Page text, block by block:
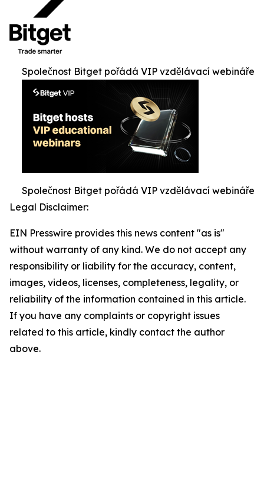
Společnost Bitget pořádá VIP vzdělávací webináře
Společnost Bitget pořádá VIP vzdělávací webináře
Legal Disclaimer:
EIN Presswire provides this news content "as is"
without warranty of any kind. We do not accept any
responsibility or liability for the accuracy, content,
images, videos, licenses, completeness, legality, or
reliability of the information contained in this article.
If you have any complaints or copyright issues
related to this article, kindly contact the author
above.